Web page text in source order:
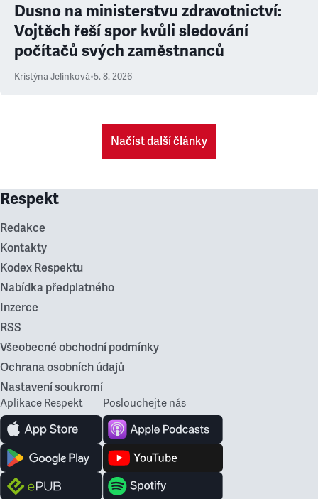
Dusno na ministerstvu zdravotnictví:
Vojtěch řeší spor kvůli sledování
počítačů svých zaměstnanců
Kristýna Jelínková•5. 8. 2026
Načíst další články
Respekt
Redakce
Kontakty
Kodex Respektu
Nabídka předplatného
Inzerce
RSS
Všeobecné obchodní podmínky
Ochrana osobních údajů
Nastavení soukromí
Aplikace Respekt Poslouchejte nás